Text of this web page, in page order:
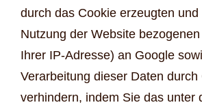
durch das Cookie erzeugten und
Nutzung der Website
Ihrer IP-Adresse) an Google
Verarbeitung dieser Daten durch
verhindern, indem Sie das unter